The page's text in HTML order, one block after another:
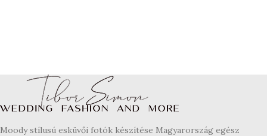
Moody stílusú esküvői fotók készítése Magyarország egész